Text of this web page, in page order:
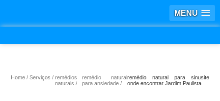
MENU
Home Serviços
remédios
naturais
remédio natural
para ansiedade
remédio natural para sinusite
onde encontrar Jardim Paulista